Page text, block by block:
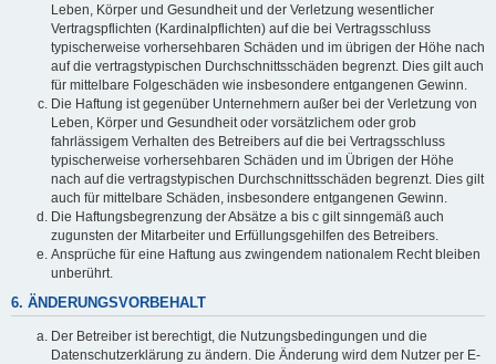
Leben, Körper und Gesundheit und der Verletzung wesentlicher
Vertragspflichten (Kardinalpflichten) auf die bei Vertragsschluss
typischerweise vorhersehbaren Schäden und im übrigen der Höhe nach
auf die vertragstypischen Durchschnittsschäden begrenzt. Dies gilt auch
für mittelbare Folgeschäden wie insbesondere entgangenen Gewinn.
Die Haftung ist gegenüber Unternehmern außer bei der Verletzung von
Leben, Körper und Gesundheit oder vorsätzlichem oder grob
fahrlässigem Verhalten des Betreibers auf die bei Vertragsschluss
typischerweise vorhersehbaren Schäden und im Übrigen der Höhe
nach auf die vertragstypischen Durchschnittsschäden begrenzt. Dies gilt
auch für mittelbare Schäden, insbesondere entgangenen Gewinn.
Die Haftungsbegrenzung der Absätze a bis c gilt sinngemäß auch
zugunsten der Mitarbeiter und Erfüllungsgehilfen des Betreibers.
Ansprüche für eine Haftung aus zwingendem nationalem Recht bleiben
unberührt.
6. ÄNDERUNGSVORBEHALT
Der Betreiber ist berechtigt, die Nutzungsbedingungen und die
Datenschutzerklärung zu ändern. Die Änderung wird dem Nutzer per E-